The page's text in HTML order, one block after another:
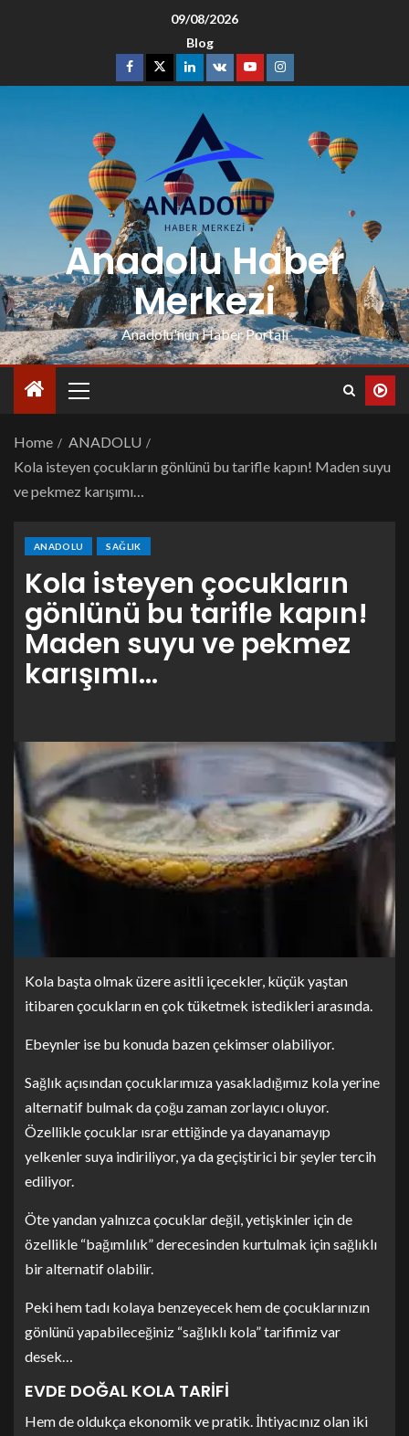
09/08/2026
Blog
Anadolu Haber
Merkezi
Anadolu'nun Haber Portalı
Home
ANADOLU
Kola isteyen çocukların gönlünü bu tarifle kapın! Maden suyu
ve pekmez karışımı…
ANADOLU SAĞLIK
Kola isteyen çocukların
gönlünü bu tarifle kapın!
Maden suyu ve pekmez
karışımı…
Kola başta olmak üzere asitli içecekler, küçük yaştan
itibaren çocukların en çok tüketmek istedikleri arasında.
Ebeynler ise bu konuda bazen çekimser olabiliyor.
Sağlık açısından çocuklarımıza yasakladığımız kola yerine
alternatif bulmak da çoğu zaman zorlayıcı oluyor.
Özellikle çocuklar ısrar ettiğinde ya dayanamayıp
yelkenler suya indiriliyor, ya da geçiştirici bir şeyler tercih
ediliyor.
Öte yandan yalnızca çocuklar değil, yetişkinler için de
özellikle “bağımlılık” derecesinden kurtulmak için sağlıklı
bir alternatif olabilir.
Peki hem tadı kolaya benzeyecek hem de çocuklarınızın
gönlünü yapabileceğiniz “sağlıklı kola” tarifimiz var
desek…
EVDE DOĞAL KOLA TARİFİ
Hem de oldukça ekonomik ve pratik. İhtiyacınız olan iki